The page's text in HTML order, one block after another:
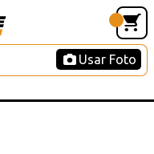
Usar Foto